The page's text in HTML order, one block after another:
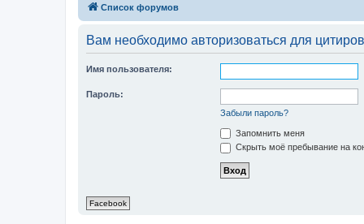
Список форумов
Вам необходимо авторизоваться для
Имя пользователя:
Пароль:
Забыли пароль?
Запомнить меня
Скрыть моё пребывание на
Facebook